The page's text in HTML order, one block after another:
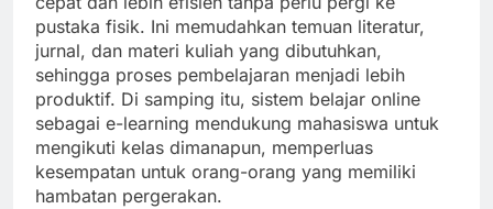
pustaka fisik. Ini memudahkan temuan literatur,
jurnal, dan materi kuliah yang dibutuhkan,
sehingga proses pembelajaran menjadi lebih
produktif. Di samping itu, sistem belajar online
sebagai e-learning mendukung mahasiswa untuk
mengikuti kelas dimanapun, memperluas
kesempatan untuk orang-orang yang memiliki
hambatan pergerakan.